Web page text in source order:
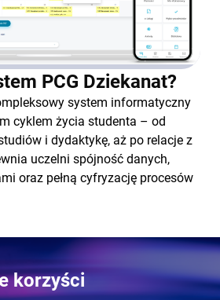
PCG Dziekanat?
system informatyczny
cyklem życia studenta – od
i dydaktykę, aż po relacje z
uczelni spójność danych,
oraz pełną cyfryzację procesów
korzyści